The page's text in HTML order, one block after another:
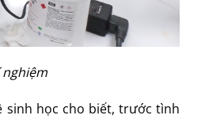
sinh học cho biết, trước tình